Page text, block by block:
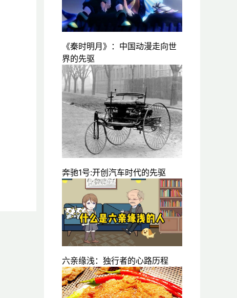
《秦时明月》：中国动漫走向世
界的先驱
奔驰1号:开创汽车时代的先驱
六亲缘浅：独行者的心路历程